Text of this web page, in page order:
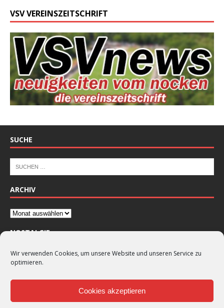
Wir verwenden Cookies, um unsere Website und unseren Service zu
optimieren.
Cookies akzeptieren
VSV VEREINSZEITSCHRIFT
SUCHE
ARCHIV
NOSTALGIE